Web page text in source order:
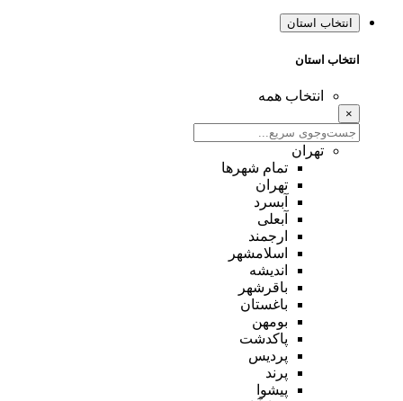
انتخاب استان
انتخاب استان
انتخاب همه
×
تهران
تمام شهر‌ها
تهران
آبسرد
آبعلی
ارجمند
اسلامشهر
اندیشه
باقرشهر
باغستان
بومهن
پاکدشت
پردیس
پرند
پیشوا